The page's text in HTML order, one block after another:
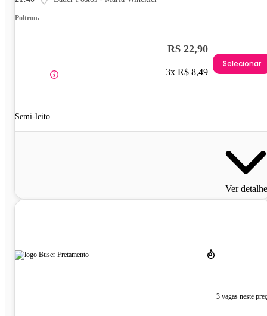
Poltrona
Semi-leito
R$ 22,90
3x R$ 8,49
Selecionar
Ver
3 vagas neste